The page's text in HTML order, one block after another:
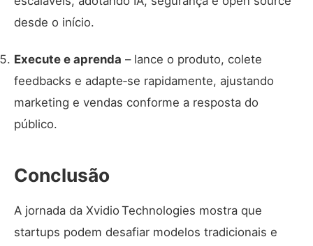
desde o início.
Execute e aprenda – lance o produto, colete
feedbacks e adapte‑se rapidamente, ajustando
marketing e vendas conforme a resposta do
público.
Conclusão
A jornada da Xvidio Technologies mostra que
startups podem desafiar modelos tradicionais e